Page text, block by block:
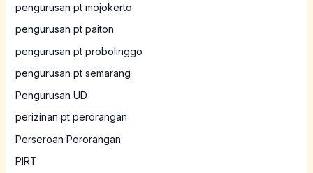
pengurusan pt mojokerto
pengurusan pt paiton
pengurusan pt probolinggo
pengurusan pt semarang
Pengurusan UD
perizinan pt perorangan
Perseroan Perorangan
PIRT